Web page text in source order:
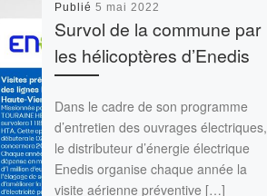
Publié5 mai 2022
Survol de la commune par
les hélicoptères d’Enedis
Dans le cadre de son programme
d’entretien des ouvrages électriques,
le distributeur d’énergie électrique
Enedis organise chaque année la
visite aérienne préventive […]